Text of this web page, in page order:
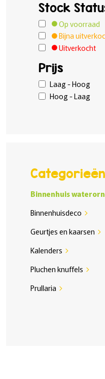
Stock
Op voorraad
Bijna
Uitverkocht
Prijs
Laag - Hoog
Hoog - Laag
Categorieën
Binnenhuis
Binnenhuisdeco chevron_right
Geurtjes en kaarsen chevron_right
Kalenders chevron_right
Pluchen knuffels chevron_right
Prullaria chevron_right